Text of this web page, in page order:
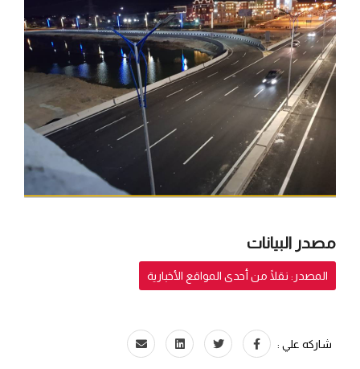
مصدر البيانات
المصدر: نقلًا من أحدى المواقع الأخبارية
شاركه علي :